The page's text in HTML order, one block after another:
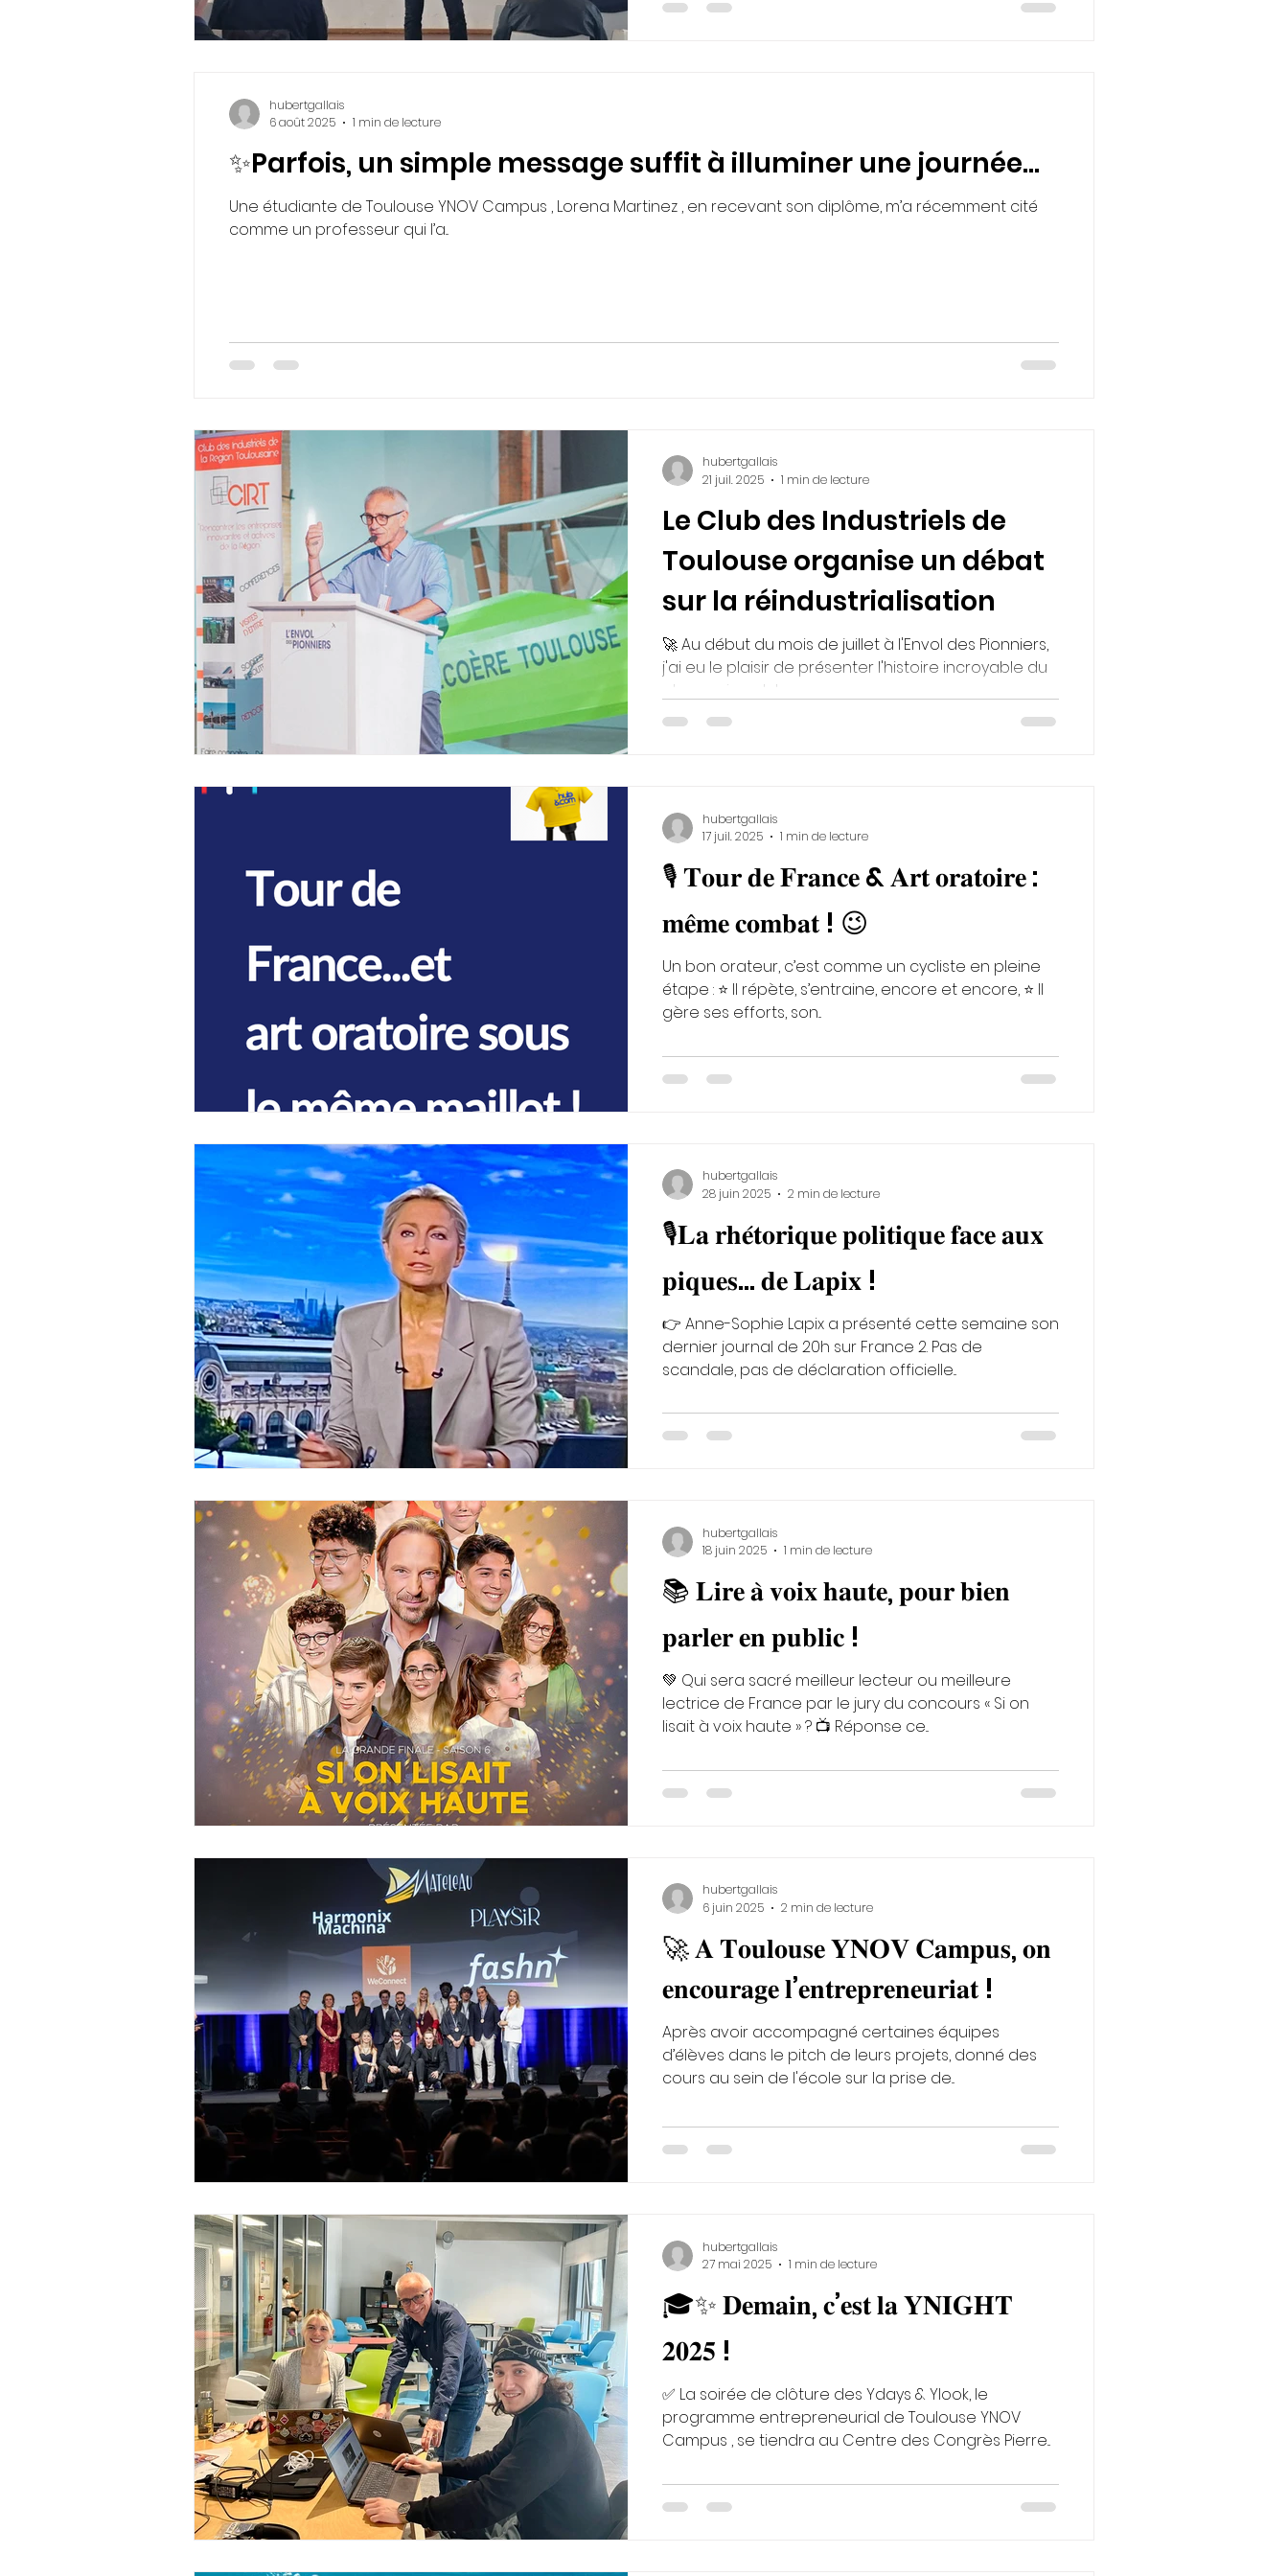
participé à la session de formation au pitch
✨Parfois, un simple message suffit à illuminer une journée...
Une étudiante de Toulouse YNOV Campus , Lorena Martinez , en recevant son diplôme, m’a récemment cité
comme un professeur qui l’a...
hubertgallais
6 août 2025
1 min de lecture
Le Club des Industriels de
Toulouse organise un débat
sur la réindustrialisation
🚀 Au début du mois de juillet à l'Envol des Pionniers,
j'ai eu le plaisir de présenter l'histoire incroyable du
plus ancien club...
hubertgallais
21 juil. 2025
1 min de lecture
🎙️ 𝐓𝐨𝐮𝐫 𝐝𝐞 𝐅𝐫𝐚𝐧𝐜𝐞 & 𝐀𝐫𝐭 𝐨𝐫𝐚𝐭𝐨𝐢𝐫𝐞 :
𝐦𝐞̂𝐦𝐞 𝐜𝐨𝐦𝐛𝐚𝐭 ! 😉
Un bon orateur, c’est comme un cycliste en pleine
étape : ⭐️ Il répète, s’entraine, encore et encore, ⭐️ Il
gère ses efforts, son...
hubertgallais
17 juil. 2025
1 min de lecture
🎙𝐋𝐚 𝐫𝐡𝐞́𝐭𝐨𝐫𝐢𝐪𝐮𝐞 𝐩𝐨𝐥𝐢𝐭𝐢𝐪𝐮𝐞 𝐟𝐚𝐜𝐞 𝐚𝐮𝐱
𝐩𝐢𝐪𝐮𝐞𝐬… 𝐝𝐞 𝐋𝐚𝐩𝐢𝐱 !
👉 Anne-Sophie Lapix a présenté cette semaine son
dernier journal de 20h sur France 2. Pas de
scandale, pas de déclaration officielle...
hubertgallais
28 juin 2025
2 min de lecture
📚 𝐋𝐢𝐫𝐞 𝐚̀ 𝐯𝐨𝐢𝐱 𝐡𝐚𝐮𝐭𝐞, 𝐩𝐨𝐮𝐫 𝐛𝐢𝐞𝐧
𝐩𝐚𝐫𝐥𝐞𝐫 𝐞𝐧 𝐩𝐮𝐛𝐥𝐢𝐜 !
💚 Qui sera sacré meilleur lecteur ou meilleure
lectrice de France par le jury du concours « Si on
lisait à voix haute » ? 📺 Réponse ce...
hubertgallais
18 juin 2025
1 min de lecture
🚀 𝐀 𝐓𝐨𝐮𝐥𝐨𝐮𝐬𝐞 𝐘𝐍𝐎𝐕 𝐂𝐚𝐦𝐩𝐮𝐬, 𝐨𝐧
𝐞𝐧𝐜𝐨𝐮𝐫𝐚𝐠𝐞 𝐥’𝐞𝐧𝐭𝐫𝐞𝐩𝐫𝐞𝐧𝐞𝐮𝐫𝐢𝐚𝐭 !
Après avoir accompagné certaines équipes
d’élèves dans le pitch de leurs projets, donné des
cours au sein de l'école sur la prise de...
hubertgallais
6 juin 2025
2 min de lecture
🎓✨ 𝐃𝐞𝐦𝐚𝐢𝐧, 𝐜’𝐞𝐬𝐭 𝐥𝐚 𝐘𝐍𝐈𝐆𝐇𝐓
𝟐𝟎𝟐𝟓 !
✅ La soirée de clôture des Ydays & Ylook, le
programme entrepreneurial de Toulouse YNOV
Campus , se tiendra au Centre des Congrès Pierre...
hubertgallais
27 mai 2025
1 min de lecture